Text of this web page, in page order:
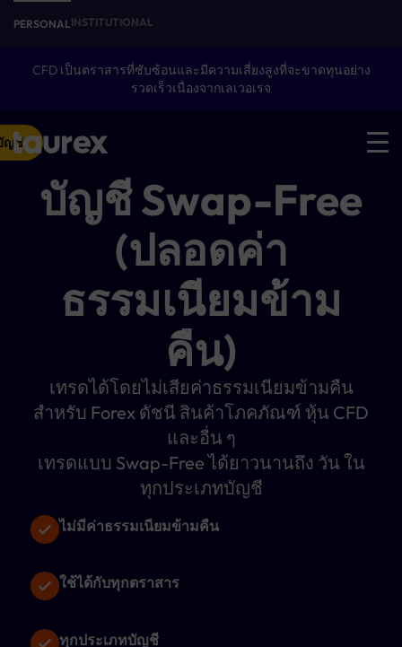
PERSONALINSTITUTIONAL
CFD เป็นตราสารที่ซับซ้อนและมีความเสี่ยงสูงที่จะขาดทุนอย่าง
รวดเร็วเนื่องจากเลเวอเรจ
ญชี
บัญชี Swap-Free
(ปลอดค่า
ธรรมเนียมข้าม
คืน)
เทรดได้โดยไม่เสียค่าธรรมเนียมข้ามคืน
สำหรับ Forex ดัชนี สินค้าโภคภัณฑ์ หุ้น CFD
และอื่น ๆ
เทรดแบบ Swap-Free ได้ยาวนานถึง วัน ใน
ทุกประเภทบัญชี
ไม่มีค่าธรรมเนียมข้ามคืน
ใช้ได้กับทุกตราสาร
ทุกประเภทบัญชี